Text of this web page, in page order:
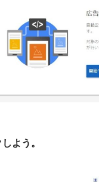
よう。